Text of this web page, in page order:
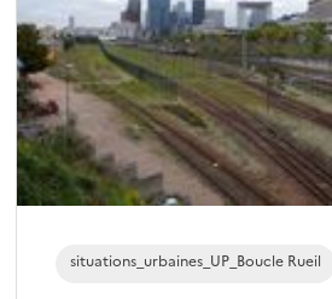
s
é
l
e
c
t
i
situations_urbaines_UP_Boucle Rueil